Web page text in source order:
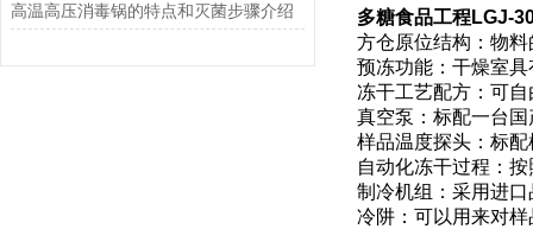
高温高压消毒锅的特点和灭菌步骤介绍
多糖食品工程LGJ-
方仓原位结构：物
预冻功能：干燥室
冻干工艺配方：可
真空泵：标配一台
样品温度探头：标
自动化冻干过程：
制冷机组：采用进
冷阱：可以用来对